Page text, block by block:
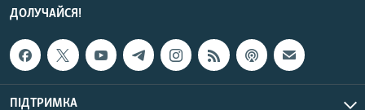
ДОЛУЧАЙСЯ!
ПІДТРИМКА